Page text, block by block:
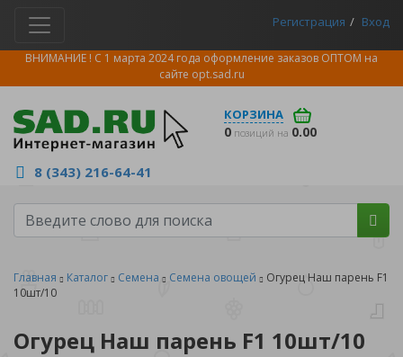
Регистрация Вход
ВНИМАНИЕ ! С 1 марта 2024 года оформление заказов ОПТОМ на
сайте opt.sad.ru
КОРЗИНА
0 позиций на 0.00
8 (343) 216-64-41
Главная Каталог Семена Семена овощей
Огурец Наш парень F1
10шт/10
Огурец Наш парень F1 10шт/10